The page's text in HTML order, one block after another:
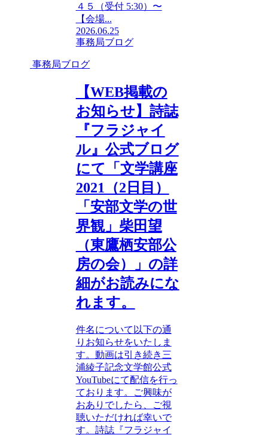
４５（受付 5:30）〜
【会場...
2026.06.25
事務局ブログ
事務局ブログ
【WEB掲載の
お知らせ】詩誌
『フラジャイ
ル』公式ブログ
にて「文学講座
2021（2日目）
「安部文学の世
界観」柴田望
（東鷹栖安部公
房の会）」の詳
細がお読みにな
れます。
件名について以下の通
りお知らせをいたしま
す。動画は引き続き三
浦綾子記念文学館公式
YouTubeにて配信を行っ
ております。ご興味が
おありでしたら、ご視
聴いただければ幸いで
す。詩誌『フラジャイ